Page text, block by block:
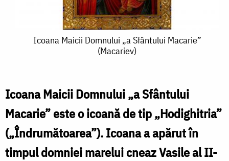
Icoana
„a
Sfântului
Macarie”
(Macariev)
Icoana Maicii Domnului „a Sfântului Macarie”
(Macariev)
Icoana Maicii Domnului „a Sfântului
Macarie” este o icoană de tip „Hodighitria”
(„Îndrumătoarea”). Icoana a apărut în
timpul domniei marelui cneaz Vasile al II-